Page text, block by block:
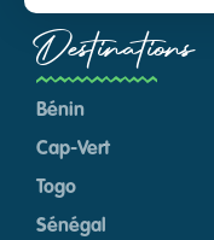
Destinations
Bénin
Cap-Vert
Togo
Sénégal